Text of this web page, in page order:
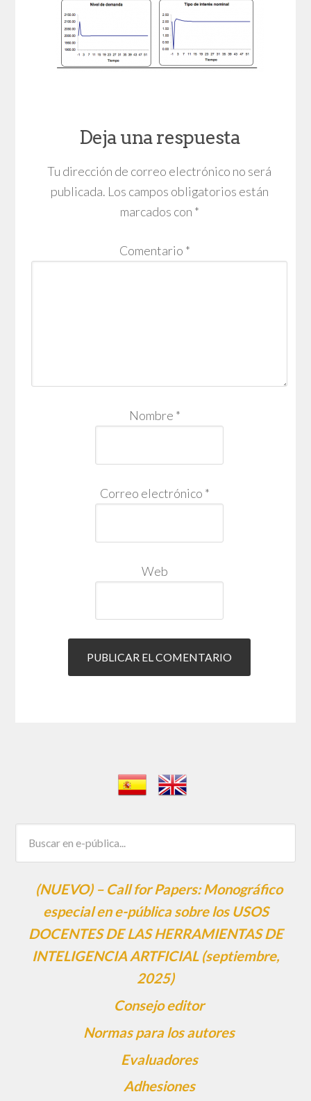
Deja una respuesta
Tu dirección de correo electrónico no será
publicada. Los campos obligatorios están
marcados con *
Comentario *
Nombre *
Correo electrónico *
Web
(NUEVO) – Call for Papers: Monográfico
especial en e-pública sobre los USOS
DOCENTES DE LAS HERRAMIENTAS DE
INTELIGENCIA ARTFICIAL (septiembre,
2025)
Consejo editor
Normas para los autores
Evaluadores
Adhesiones